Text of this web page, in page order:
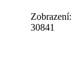
Zobrazení:
30841